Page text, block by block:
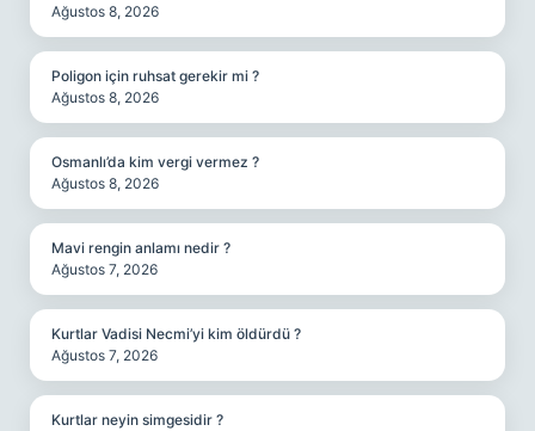
Ağustos 8, 2026
Poligon için ruhsat gerekir mi ?
Ağustos 8, 2026
Osmanlı’da kim vergi vermez ?
Ağustos 8, 2026
Mavi rengin anlamı nedir ?
Ağustos 7, 2026
Kurtlar Vadisi Necmi’yi kim öldürdü ?
Ağustos 7, 2026
Kurtlar neyin simgesidir ?